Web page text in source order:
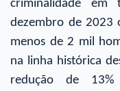
criminalidade
dezembro de 2023
menos de 2 mil
na linha histórica
redução de